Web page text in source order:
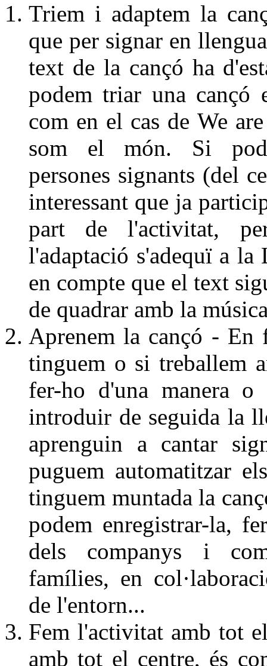
Triem i adaptem la
que per signar en
text de la cançó ha
podem triar una cançó
com en el cas de We
som el món. Si
persones signants (del
interessant que ja
part de l'activitat,
l'adaptació s'adequï a
en compte que el text
de quadrar amb la
Aprenem la cançó - En
tinguem o si treballem
fer-ho d'una manera o
introduir de seguida la
aprenguin a cantar
puguem automatitzar
tinguem muntada la
podem enregistrar-la,
dels companys i
famílies, en
de l'entorn...
Fem l'activitat amb tot
amb tot el centre, és